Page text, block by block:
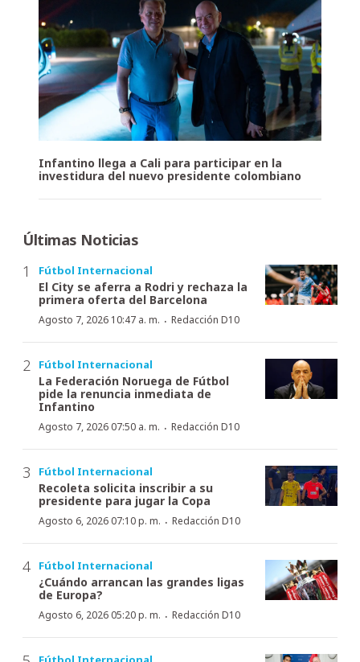
Infantino llega a Cali para participar en la
investidura del nuevo presidente colombiano
Últimas Noticias
Fútbol Internacional
El City se aferra a Rodri y rechaza la
primera oferta del Barcelona
Agosto 7, 2026 10:47 a. m. · Redacción D10
Fútbol Internacional
La Federación Noruega de Fútbol
pide la renuncia inmediata de
Infantino
Agosto 7, 2026 07:50 a. m. · Redacción D10
Fútbol Internacional
Recoleta solicita inscribir a su
presidente para jugar la Copa
Agosto 6, 2026 07:10 p. m. · Redacción D10
Fútbol Internacional
¿Cuándo arrancan las grandes ligas
de Europa?
Agosto 6, 2026 05:20 p. m. · Redacción D10